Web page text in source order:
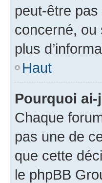
peut-être
concerné, ou
plus
Haut
Pourquoi
Chaque
pas une de
que cette
le phpBB